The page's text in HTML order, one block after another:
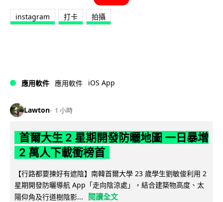
instagram 打卡 拍攝
應用軟件 應用軟件 iOS App
Lawton 1 小時
首爾大生 2 星期開發防曬地圖 一日暴增
2 萬人下載衝榜首
【行路都要揀好有遮陰】南韓首爾大學 23 歲學生劉敏俊利用 2
星期開發防曬導航 App「走向陰涼處」，結合建築物高度、太
陽仰角及行道樹陰影...
閱讀全文